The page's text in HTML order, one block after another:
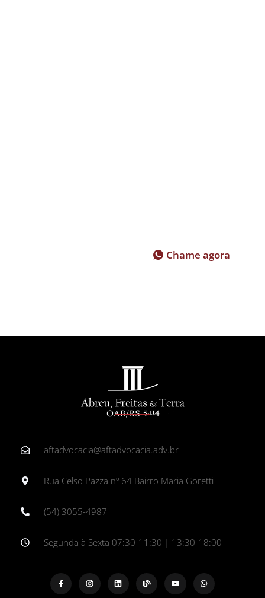
Chame agora
aftadvocacia@aftadvocacia.adv.br
Rua Celso Pazza nº 64 Bairro Maria Goretti
(54) 3055-4987
Segunda à Sexta 07:30-11:30 | 13:30-18:00